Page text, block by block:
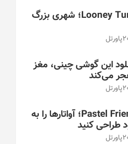
بازی/ Looney Tunes؛ شهری بزرگ
پاورتل
این گوشی چینی، مغز
می‌کند
پاورتل
بازی/ Pastel Friends؛ آواتارها را به
طراحی کنید
پاورتل